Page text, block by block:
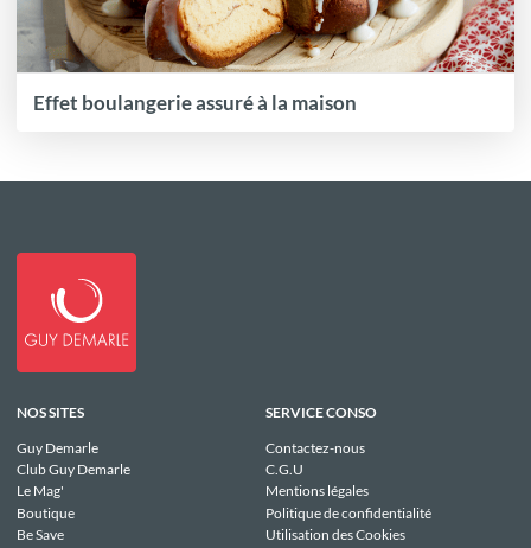
Effet boulangerie assuré à la maison
NOS SITES
Guy Demarle
Club Guy Demarle
Le Mag'
Boutique
Be Save
SERVICE CONSO
Contactez-nous
C.G.U
Mentions légales
Politique de confidentialité
Utilisation des Cookies